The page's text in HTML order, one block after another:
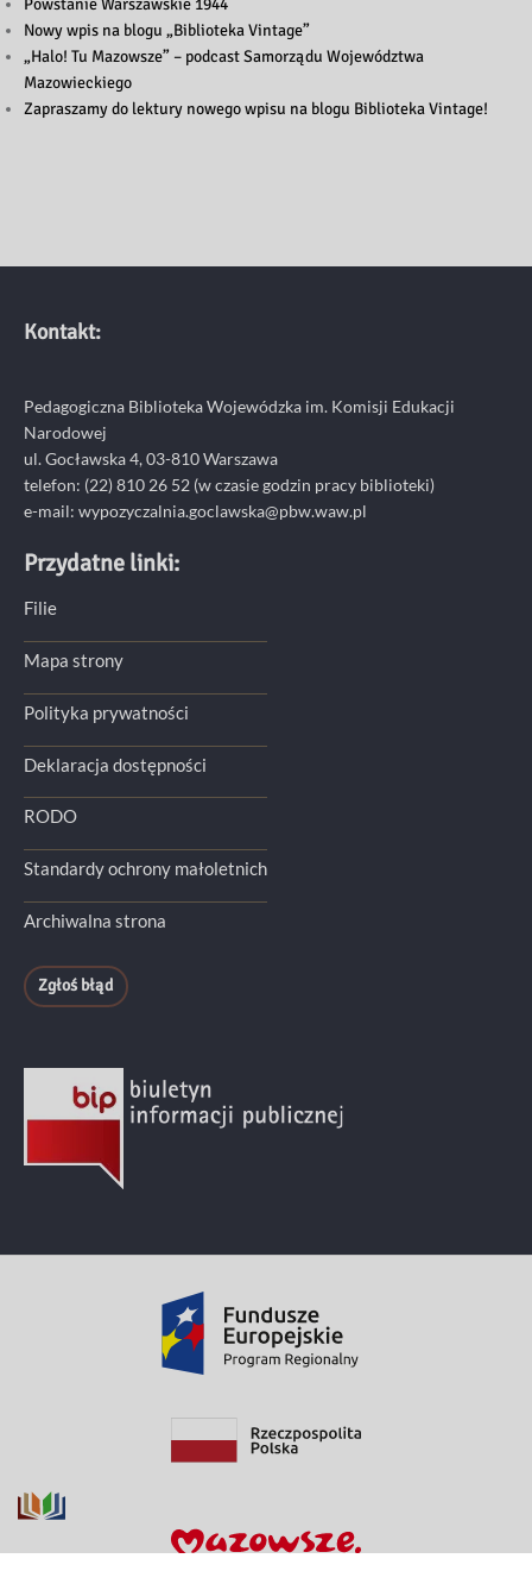
Nowy wpis na blogu „Biblioteka Vintage”
„Halo! Tu Mazowsze” – podcast Samorządu Województwa
Mazowieckiego
Zapraszamy do lektury nowego wpisu na blogu Biblioteka Vintage!
Kontakt:
Pedagogiczna Biblioteka Wojewódzka im. Komisji Edukacji
Narodowej
ul. Gocławska 4, 03-810 Warszawa
telefon: (22) 810 26 52 (w czasie godzin pracy biblioteki)
e-mail: wypozyczalnia.goclawska@pbw.waw.pl
Przydatne linki:
Filie
Mapa strony
Polityka prywatności
Deklaracja dostępności
RODO
Standardy ochrony małoletnich
Archiwalna strona
Zgłoś błąd